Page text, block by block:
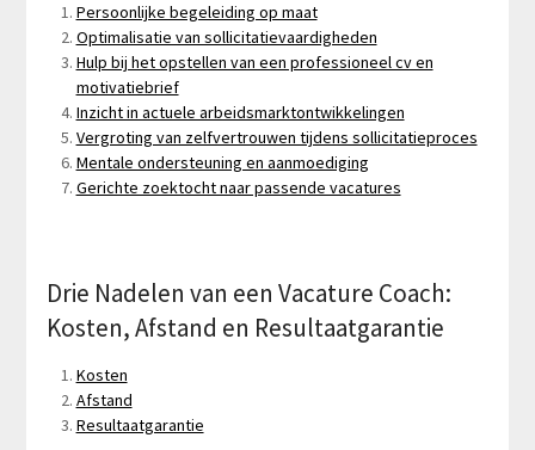
Persoonlijke begeleiding op maat
Optimalisatie van sollicitatievaardigheden
Hulp bij het opstellen van een professioneel cv en
motivatiebrief
Inzicht in actuele arbeidsmarktontwikkelingen
Vergroting van zelfvertrouwen tijdens sollicitatieproces
Mentale ondersteuning en aanmoediging
Gerichte zoektocht naar passende vacatures
Drie Nadelen van een Vacature Coach:
Kosten, Afstand en Resultaatgarantie
Kosten
Afstand
Resultaatgarantie